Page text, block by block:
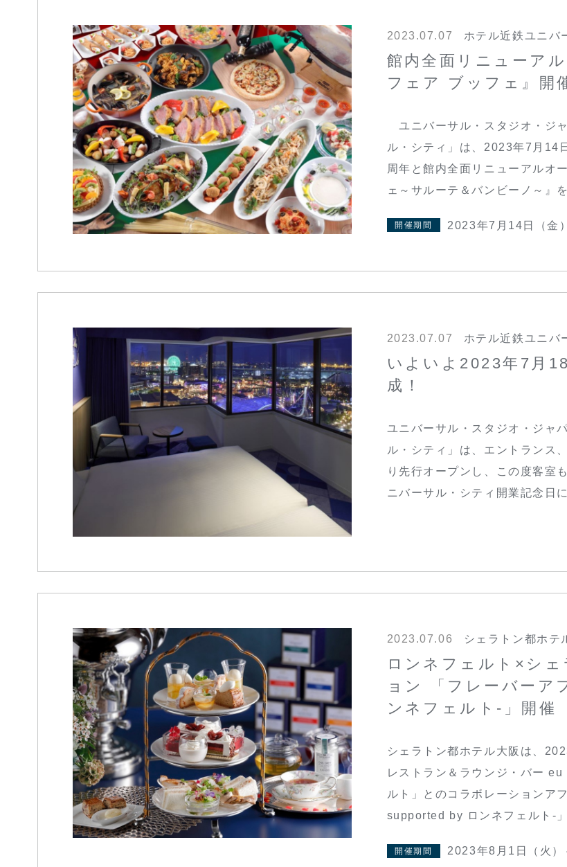
2023.07.07 ホテル近鉄ユニバ
館内全面リニューア
フェア ブッフェ』開
ユニバーサル・スタジオ・ジ
ル・シティ」は、2023年7月14
周年と館内全面リニューアルオ
ェ～サルーテ＆バンビーノ～』
開催期間 2023年7月14日（金
2023.07.07 ホテル近鉄ユニバ
いよいよ2023年7月
成！
ユニバーサル・スタジオ・ジャ
ル・シティ」は、エントランス
り先行オープンし、この度客室
ニバーサル・シティ開業記念日
2023.07.06 シェラトン都ホテ
ロンネフェルト×シ
ョン 「フレーバー
ンネフェルト-」開催
シェラトン都ホテル大阪は、
レストラン＆ラウンジ・バー
ルト」とのコラボレーションア
supported by ロンネフェルト-」
開催期間 2023年8月1日（火）